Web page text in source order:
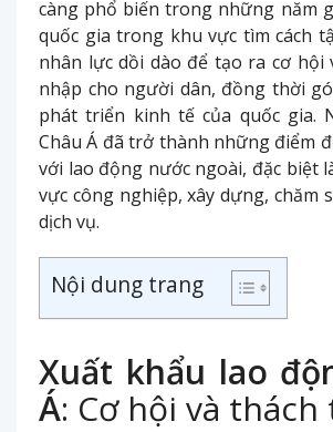
càng phổ biến trong những năm
quốc gia trong khu vực tìm cách
nhân lực dồi dào để tạo ra cơ hội
nhập cho người dân, đồng thời
phát triển kinh tế của quốc gia.
Châu Á đã trở thành những điểm
với lao động nước ngoài, đặc biệt
vực công nghiệp, xây dựng, chăm
dịch vụ.
Nội dung trang
Xuất khẩu lao
Á: Cơ hội và